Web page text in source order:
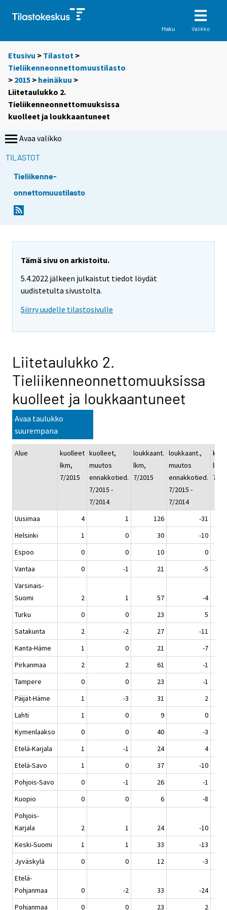
Haku Valikko
Etusivu > Tilastot >
Tieliikenneonnettomuustilasto
> 2015 > heinäkuu >
Liitetaulukko 2.
Tieliikenneonnettomuuksissa
kuolleet ja loukkaantuneet
Avaa valikko
TILASTOT
Tieliikenne-
onnettomuustilasto
Tämä sivu on arkistoitu.
5.4.2022 jälkeen julkaistut tiedot löydät
uudistetulta sivustolta.
Siirry uudelle tilastosivulle
Liitetaulukko 2.
Tieliikenneonnettomuuksissa
kuolleet ja loukkaantuneet
Avaa taulukko
suurempana
Alue
kuolleet
lkm,
7/2015
kuolleet,
muutos
ennakkotied.
7/2015 -
7/2014
loukkaant.
lkm,
7/2015
loukkaant.,
muutos
ennakkotied.
7/2015 -
7/2014
lkm,
7/
Uusimaa 4 1 126
-31
Helsinki
1 0 30
-10
Espoo
0 0 10
0
Vantaa
0 -1 21
-5
Varsinais-
Suomi
2 1 57
-4
Turku
0 0 23
5
Satakunta
2 -2 27
-11
Kanta-Häme
1 0 21
-7
Pirkanmaa
2 2 61
-1
Tampere
0 0 23
-1
Päijät-Häme
1 -3 31
2
Lahti
1 0 9
0
Kymenlaakso
0 0 40
-3
Etelä-Karjala
1 -1 24
4
Etelä-Savo
1 0 37
-10
Pohjois-Savo
0 -1 26
-1
Kuopio
0 0 6
-8
Pohjois-
Karjala
2 1 24
-10
Keski-Suomi
1 1 33
-13
Jyväskylä
0 0 12
-3
Etelä-
Pohjanmaa
0 -2 33
-24
Pohjanmaa
0 0 23 2